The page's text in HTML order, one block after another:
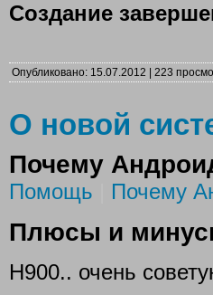
Создание
Опубликовано: 15.07.2012 | 223
О новой
Почему
Помощь Почему
Плюсы и
Н900.. очень